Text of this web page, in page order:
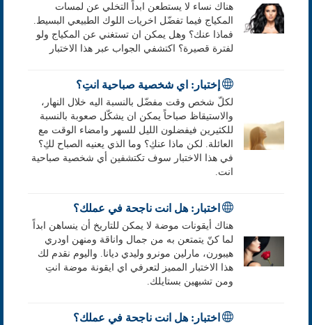
هناك نساء لا يستطعن ابداً التخلي عن لمسات
المكياج فيما تفضّل اخريات اللوك الطبيعي البسيط.
فماذا عنك؟ وهل يمكن ان تستغني عن المكياج ولو
لفترة قصيرة؟ اكتشفي الجواب عبر هذا الاختبار
إختبار: اي شخصية صباحية انتِ؟
لكلّ شخص وقت مفضّل بالنسبة اليه خلال النهار،
والاستيقاظ صباحاً يمكن ان يشكّل صعوبة بالنسبة
للكثيرين فيفضلون الليل للسهر وامضاء الوقت مع
العائلة. لكن ماذا عنكِ؟ وما الذي يعنيه الصباح لكِ؟
في هذا الاختبار سوف تكتشفين أي شخصية صباحية
انت.
اختبار: هل انت ناجحة في عملك؟
هناك أيقونات موضة لا يمكن للتاريخ أن ينساهن ابداً
لما كنّ يتمتعن به من جمال واناقة ومنهن اودري
هيبورن، مارلين مونرو وليدي ديانا. واليوم نقدم لك
هذا الاختبار المميز لتعرفي اي ايقونة موضة انتِ
ومن تشبهين بستايلك.
اختبار: هل انت ناجحة في عملك؟